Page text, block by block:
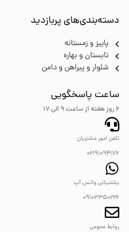
دسته‌بندی‌های پربازدید
پاییز و زمستانه
تابستان و بهاره
شلوار و پیراهن و دامن
ساعت پاسخگویی
6 روز هفته از ساعت ۹ الی 17
تلفن امور مشتریان
02191094176
پشتیبانی واتس آپ
09103350226
روابط عمومی